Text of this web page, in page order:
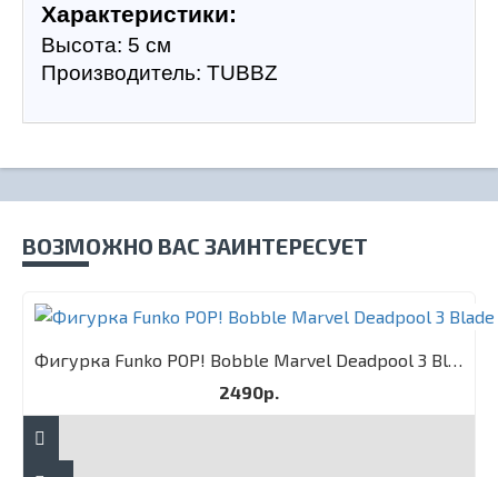
Характеристики:
Высота: 5 см
Производитель: TUBBZ
ВОЗМОЖНО ВАС ЗАИНТЕРЕСУЕТ
Фигурка Funko POP! Bobble Marvel Deadpool 3 Blade
2490р.